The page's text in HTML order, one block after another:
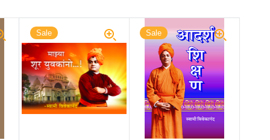
Sale Sale